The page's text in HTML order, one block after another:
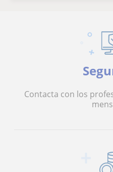
Contacta con los